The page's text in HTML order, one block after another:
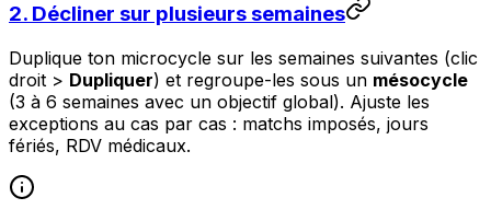
2. Décliner sur plusieurs semaines
Duplique ton microcycle sur les semaines suivantes (clic
droit > Dupliquer) et regroupe-les sous un mésocycle
(3 à 6 semaines avec un objectif global). Ajuste les
exceptions au cas par cas : matchs imposés, jours
fériés, RDV médicaux.